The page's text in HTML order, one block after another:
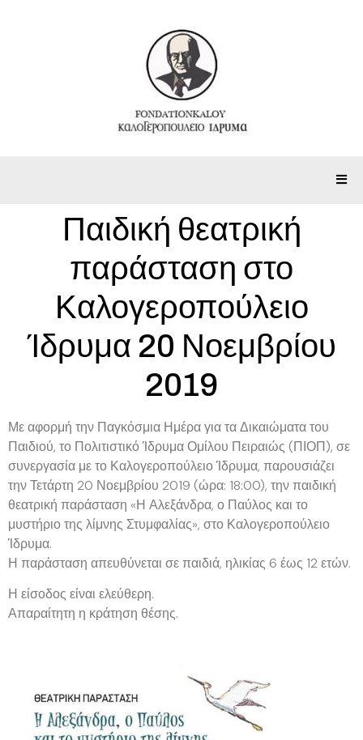
Παιδική θεατρική
παράσταση στο
Καλογεροπούλειο
Ίδρυμα 20 Νοεμβρίου
2019
Με αφορμή την Παγκόσμια Ημέρα για τα Δικαιώματα του
Παιδιού, το Πολιτιστικό Ίδρυμα Ομίλου Πειραιώς (ΠΙΟΠ), σε
συνεργασία με το Καλογεροπούλειο Ίδρυμα, παρουσιάζει
την Τετάρτη 20 Νοεμβρίου 2019 (ώρα: 18:00), την παιδική
θεατρική παράσταση «Η Αλεξάνδρα, ο Παύλος και το
μυστήριο της λίμνης Στυμφαλίας», στο Καλογεροπούλειο
Ίδρυμα.
Η παράσταση απευθύνεται σε παιδιά, ηλικίας 6 έως 12 ετών.
Η είσοδος είναι ελεύθερη.
Απαραίτητη η κράτηση θέσης.